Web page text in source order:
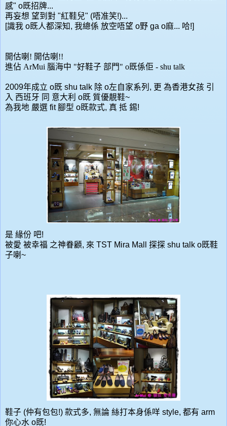
感" o既招牌...
再妄想 望到對 "紅鞋兒" (唔准笑!)...
[識我 o既人都深知, 我總係 放空唔望 o野 ga o麻... 哈!]
開估喇! 開估喇!!
進佔 ArMui 腦海中 "好鞋子 部門" o既係佢 - shu talk
2009年成立 o既 shu talk 除 o左自家系列, 更 為香港女孩 引
入 西班牙 同 意大利 o既 質優靚鞋~
為我地 嚴選 fit 腳型 o既款式, 真 抵 錫!
是 緣份 吧!
被愛 被幸福 之神眷顧, 來 TST Mira Mall 探探 shu talk o既鞋
子喇~
鞋子 (仲有包包!) 款式多, 無論 絲打本身係咩 style, 都有 arm
你心水 o既!